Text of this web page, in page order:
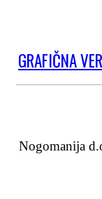
GRAFIČNA
Nogomanija